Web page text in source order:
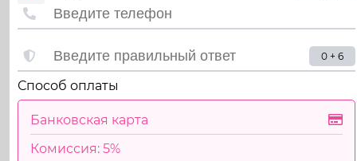
0 + 6
Способ оплаты
Банковская карта
Комиссия: 5%